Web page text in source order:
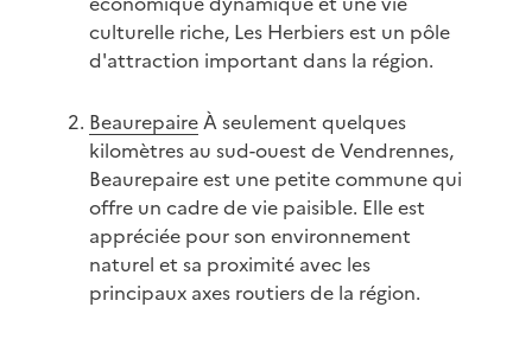
culturelle riche, Les Herbiers est un pôle
d'attraction important dans la région.
BeaurepaireÀ seulement quelques
kilomètres au sud-ouest de Vendrennes,
Beaurepaire est une petite commune qui
offre un cadre de vie paisible. Elle est
appréciée pour son environnement
naturel et sa proximité avec les
principaux axes routiers de la région.